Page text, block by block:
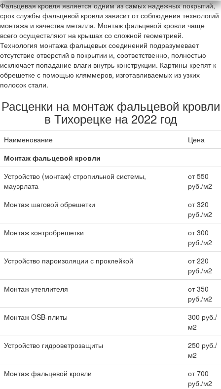
Фальцевая кровля является одним из самых надежных покрытий,
срок службы фальцевой кровли зависит от соблюдения технологий
монтажа и качества металла. Монтаж фальцевой кровли чаще
всего осуществляют на крышах со сложной геометрией.
Технология монтажа фальцевых соединений подразумевает
отсутствие отверстий в покрытии и, соответственно, полностью
исключает попадание влаги внутрь конструкции. Картины крепят к
обрешетке с помощью кляммеров, изготавливаемых из узких
полосок стали.
Расценки на монтаж фальцевой кровли
в Тихорецке на 2022 год
Наименование
Цена
Монтаж фальцевой кровли
Устройство (монтаж) стропильной системы,
мауэрлата
от 550
руб./м2
Монтаж шаговой обрешетки
от 320
руб./м2
Монтаж контробрешетки
от 300
руб./м2
Устройство пароизоляции с проклейкой
от 220
руб./м2
Монтаж утеплителя
от 350
руб./м2
Монтаж OSB-плиты
300 руб./
м2
Устройство гидроветрозащиты
250 руб./
м2
Монтаж фальцевой кровли
от 700
руб./м2